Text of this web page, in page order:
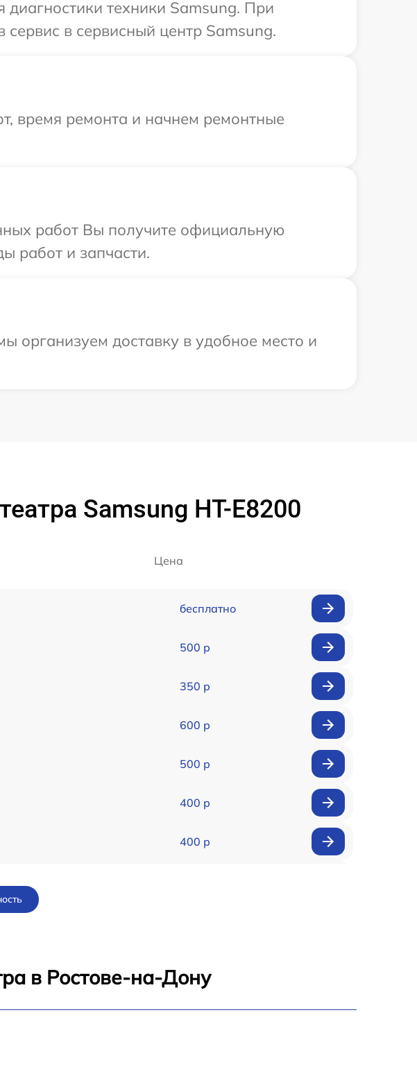
техники Samsung. При
в сервисный центр Samsung.
время ремонта и начнем ремонтные
работ Вы получите официальную
работ и запчасти.
организуем доставку в удобное место и
Samsung HT-E8200
Цена
бесплатно
500 р
350 р
600 р
500 р
400 р
400 р
в Ростове-на-Дону